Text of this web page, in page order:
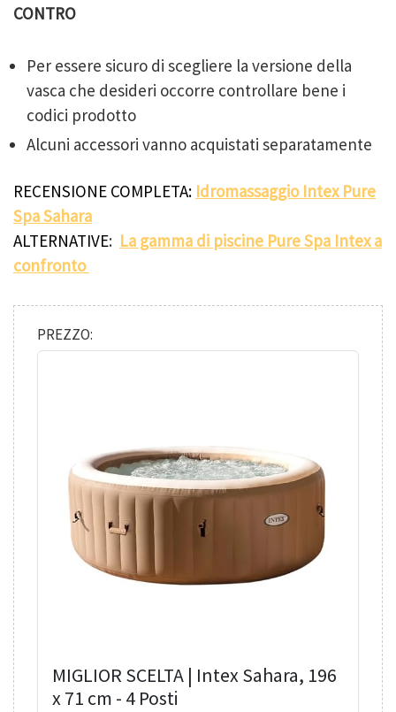
CONTRO
Per essere sicuro di scegliere la versione della
vasca che desideri occorre controllare bene i
codici prodotto
Alcuni accessori vanno acquistati separatamente
RECENSIONE COMPLETA: Idromassaggio Intex Pure
Spa Sahara
ALTERNATIVE: La gamma di piscine Pure Spa Intex a
confronto
PREZZO:
MIGLIOR SCELTA | Intex Sahara, 196
x 71 cm - 4 Posti